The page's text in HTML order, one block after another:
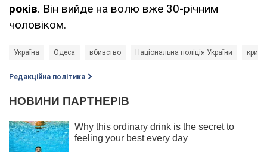
років. Він вийде на волю вже 30-річним
чоловіком.
Україна Одеса вбивство Національна поліція України
Редакційна політика